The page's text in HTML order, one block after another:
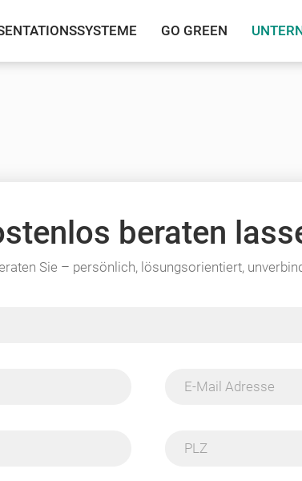
GO GREEN
beraten
Sie – persönlich, lösungsorientiert,
E-Mail Adresse
PLZ